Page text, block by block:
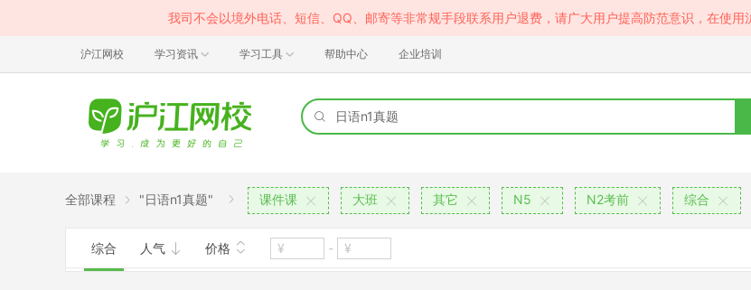
我司不会以境外电话、短信、QQ、邮寄等非常规手段联系用户退费，请广大用户提高防范意识，在使用
沪江网校 学习资讯 学习工具 帮助中心 企业培训
全部课程 "日语n1真题" 课件课 大班 其它 N5 N2考前 综合
综合 人气 价格 -